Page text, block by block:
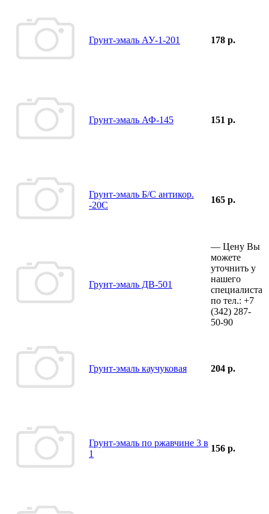
Грунт-эмаль АУ-1-201 178 р.
Грунт-эмаль АФ-145 151 р.
Грунт-эмаль Б/С антикор.
-20С
165 р.
Грунт-эмаль ДВ-501
— Цену Вы
можете
уточнить у
нашего
специалиста
по тел.: +7
(342) 287-
50-90
Грунт-эмаль каучуковая 204 р.
Грунт-эмаль по ржавчине 3 в
1
156 р.